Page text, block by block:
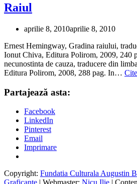
Raiul
aprilie 8, 2010aprilie 8, 2010
Ernest Hemingway, Gradina raiului,
Ionut Chiva, Editura Polirom, 2009, 240
necunostinta de cauza, traducere din
Editura Polirom, 2008, 288 pag. In…
Partajează asta:
Facebook
LinkedIn
Pinterest
Email
Imprimare
Copyright: Fundatia Culturala Augustin